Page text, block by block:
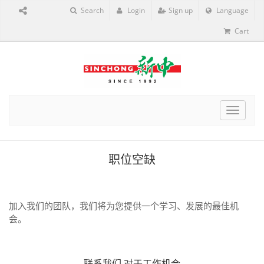
Search Login Sign up Language
Cart
Toggle
职位空缺
加入我们的团队，我们将为您提供一个学习、发展的最佳机
会。